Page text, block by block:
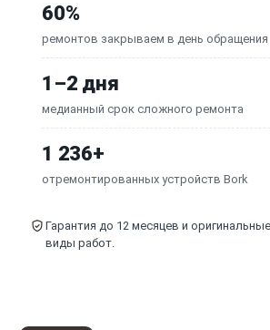
60%
ремонтов закрываем в день обращения
1–2 дня
медианный срок сложного ремонта
1 236+
отремонтированных устройств Bork
Гарантия до 12 месяцев и
виды работ.